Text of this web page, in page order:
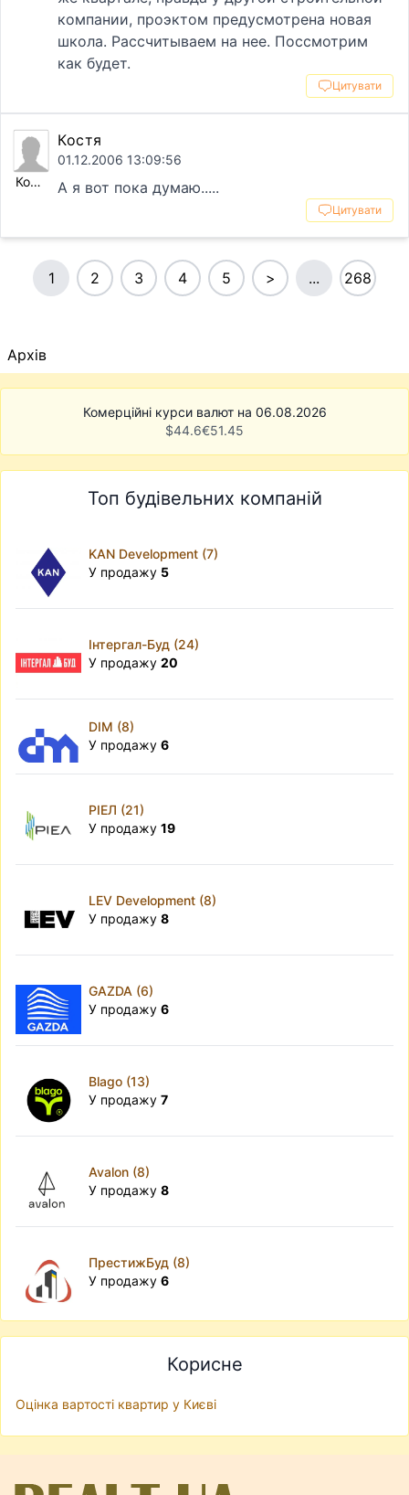
компании, проэктом предусмотрена новая
школа. Рассчитываем на нее. Поссмотрим
как будет.
Цитувати
Костя
Костя
01.12.2006 13:09:56
А я вот пока думаю.....
Цитувати
1 2 3 4 5 > ... 268
Архів
Комерційні курси валют на 06.08.2026
$44.6€51.45
Топ будівельних компаній
KAN Development (7)
У продажу 5
Інтергал-Буд (24)
У продажу 20
DIM (8)
У продажу 6
РІЕЛ (21)
У продажу 19
LEV Development (8)
У продажу 8
GAZDA (6)
У продажу 6
Blago (13)
У продажу 7
Avalon (8)
У продажу 8
ПрестижБуд (8)
У продажу 6
Корисне
Оцінка вартості квартир у Києві